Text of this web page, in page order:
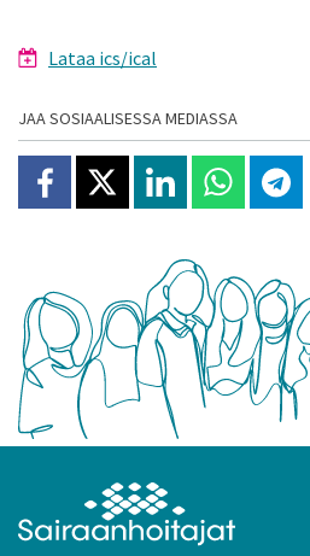
Lataa ics/ical
JAA SOSIAALISESSA MEDIASSA
Jaa Facebookissa
Jaa X:ssäJaa Linkedinissä
Jaa Jaa